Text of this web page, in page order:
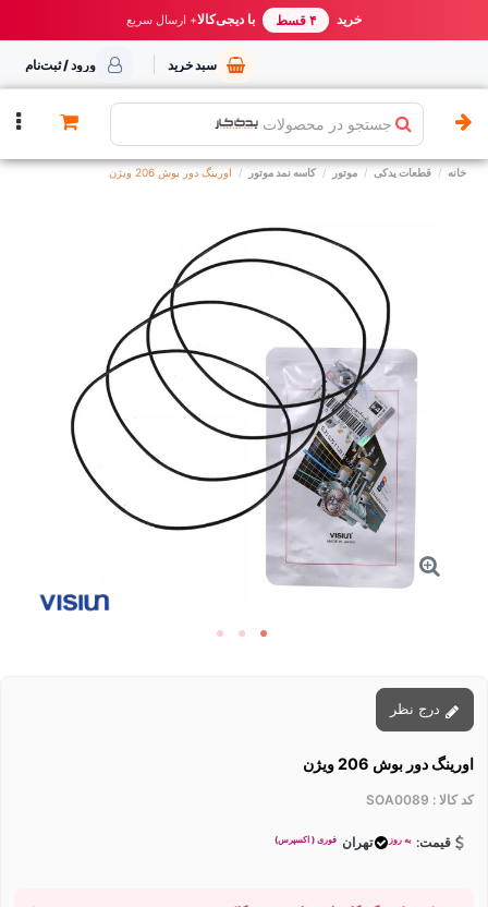
خرید مطمئن از یدک کار بهترین قیمت ایران خرید ۴ قسط با دیجی‌کالا+ ارسال سریع
سبد خرید ورود / ثبت‌نام
جستجو در محصولات
خانه قطعات یدکی موتور کاسه نمد موتور اورینگ دور بوش 206 ویژن
اورینگ دور بوش 206 ویژن
کد کالا : SOA0089
قیمت: به روز تهران فوری ( اکسپرس)